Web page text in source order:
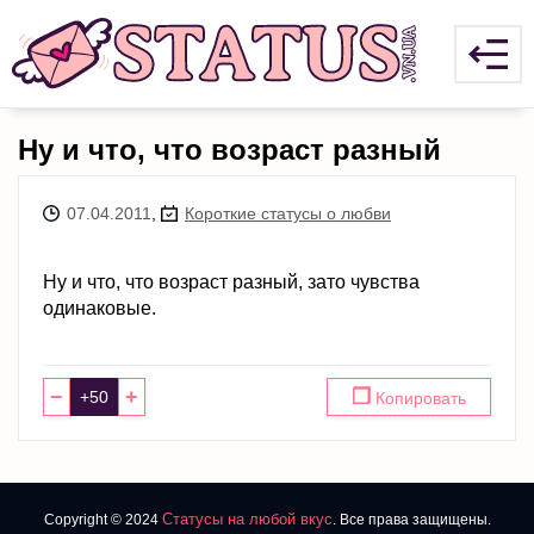
Ну и что, что возраст разный
07.04.2011 Короткие статусы о любви
Ну и что, что возраст разный, зато чувства
одинаковые.
− + ❐ Копировать
Copyright © 2024 Статусы на любой вкус. Все права защищены.